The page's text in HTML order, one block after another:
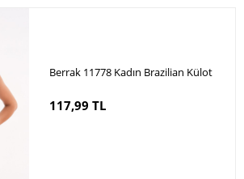
Berrak 11778 Kadın Brazilian Külot
117,99 TL